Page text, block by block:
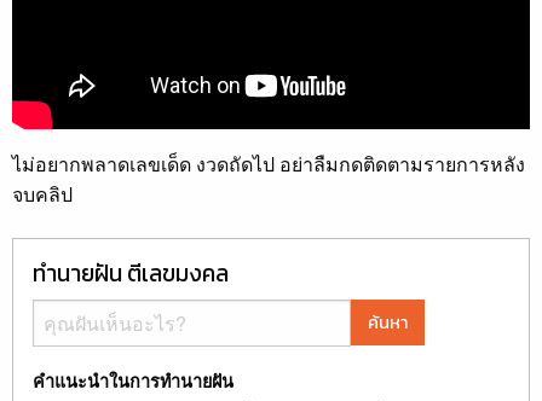
ไม่อยากพลาดเลขเด็ด งวดถัดไป อย่าลืมกดติดตามรายการหลัง
จบคลิป
ทำนายฝัน ตีเลขมงคล
ค้นหา
คำแนะนำในการทำนายฝัน